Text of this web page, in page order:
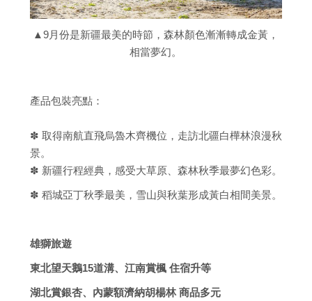
▲9月份是新疆最美的時節，森林顏色漸漸轉成金黃，
相當夢幻。
產品包裝亮點：
✽ 取得南航直飛烏魯木齊機位，走訪北疆白樺林浪漫秋
景。
✽ 新疆行程經典，感受大草原、森林秋季最夢幻色彩。
✽ 稻城亞丁秋季最美，雪山與秋葉形成黃白相間美景。
雄獅旅遊
東北望天鵝15道溝、江南賞楓 住宿升等
湖北賞銀杏、內蒙額濟納胡楊林 商品多元